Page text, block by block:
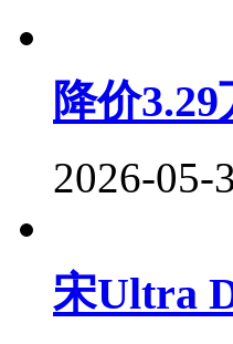
降价
2026-05-
宋Ultra